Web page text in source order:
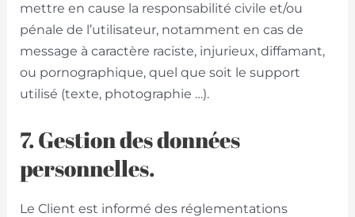
mettre en cause la responsabilité civile et/ou
pénale de l’utilisateur, notamment en cas de
message à caractère raciste, injurieux, diffamant,
ou pornographique, quel que soit le support
utilisé (texte, photographie …).
7. Gestion des données
personnelles.
Le Client est informé des réglementations